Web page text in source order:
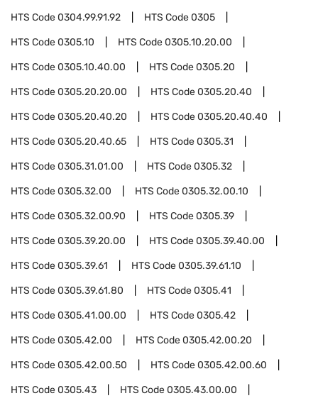
HTS Code0304.99.91.92 HTS Code0305
HTS Code0305.10 HTS Code0305.10.20.00
HTS Code0305.10.40.00 HTS Code0305.20
HTS Code0305.20.20.00 HTS Code0305.20.40
HTS Code0305.20.40.20 HTS Code0305.20.40.40
HTS Code0305.20.40.65 HTS Code0305.31
HTS Code0305.31.01.00 HTS Code0305.32
HTS Code0305.32.00 HTS Code0305.32.00.10
HTS Code0305.32.00.90 HTS Code0305.39
HTS Code0305.39.20.00 HTS Code0305.39.40.00
HTS Code0305.39.61 HTS Code0305.39.61.10
HTS Code0305.39.61.80 HTS Code0305.41
HTS Code0305.41.00.00 HTS Code0305.42
HTS Code0305.42.00 HTS Code0305.42.00.20
HTS Code0305.42.00.50 HTS Code0305.42.00.60
HTS Code0305.43 HTS Code0305.43.00.00